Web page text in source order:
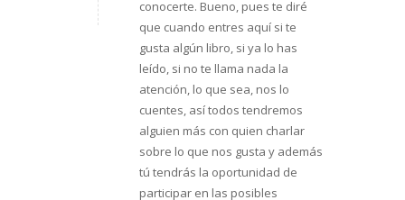
conocerte. Bueno, pues te diré
que cuando entres aquí si te
gusta algún libro, si ya lo has
leído, si no te llama nada la
atención, lo que sea, nos lo
cuentes, así todos tendremos
alguien más con quien charlar
sobre lo que nos gusta y además
tú tendrás la oportunidad de
participar en las posibles